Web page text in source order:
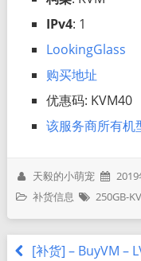
IPv4: 1
LookingGlass
购买地址
优惠码: KVM40
该服务商所有机
天毅的小萌宠
补货信息
250GB-
[补货] – BuyVM –